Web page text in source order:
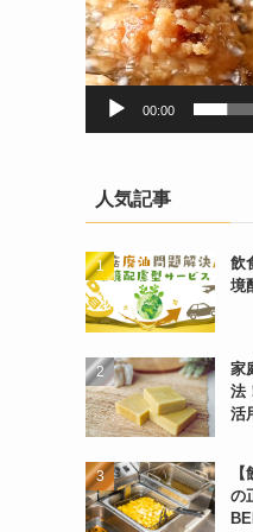
00:00
人気記事
飲
境
家
法
活
の